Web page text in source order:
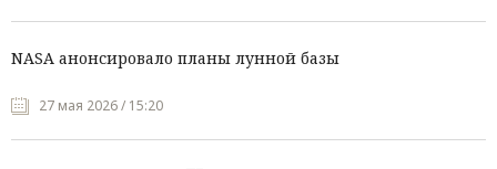
NASA анонсировало планы лунной базы
27 мая 2026 / 15:20